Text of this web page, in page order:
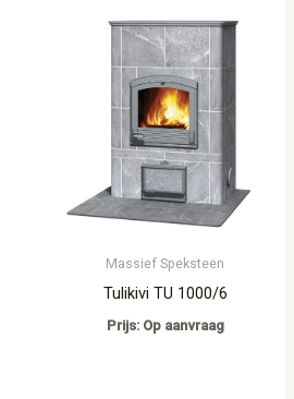
Massief Speksteen
Tulikivi TU 1000/6
Prijs: Op aanvraag